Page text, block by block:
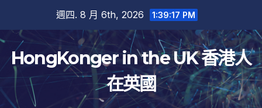
內
容
週四. 8 月 6th, 2026 1:39:18 PM
HongKonger in the UK 香港人
在英國